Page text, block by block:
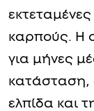
καρπούς. Η
για μήνες
κατάσταση,
ελπίδα και